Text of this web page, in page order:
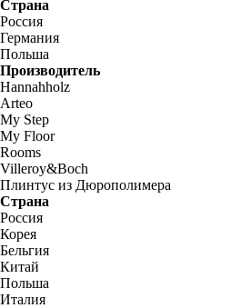
Страна
Россия
Германия
Польша
Производитель
Hannahholz
Arteo
My Step
My Floor
Rooms
Villeroy&Boch
Плинтус из Дюрополимера
Страна
Россия
Корея
Бельгия
Китай
Польша
Италия